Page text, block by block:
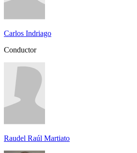
Carlos Indriago
Conductor
Raudel Raúl Martiato